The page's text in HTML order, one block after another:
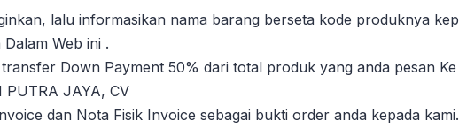
lalu informasikan nama barang berseta kode produknya
Web ini .
Down Payment 50% dari total produk yang anda pesan Ke
JAYA, CV
dan Nota Fisik Invoice sebagai bukti order anda kepada kami.